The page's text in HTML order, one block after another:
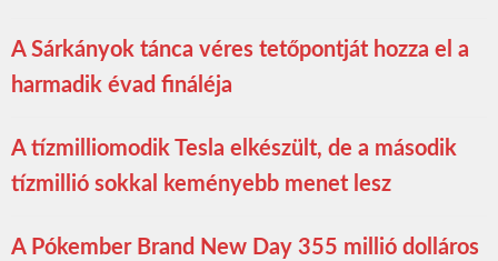
A Sárkányok tánca véres tetőpontját hozza el a
harmadik évad fináléja
A tízmilliomodik Tesla elkészült, de a második
tízmillió sokkal keményebb menet lesz
A Pókember Brand New Day 355 millió dolláros